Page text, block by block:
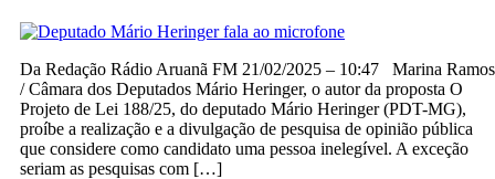
Da Redação Rádio Aruanã FM 21/02/2025 – 10:47 Marina Ramos
/ Câmara dos Deputados Mário Heringer, o autor da proposta O
Projeto de Lei 188/25, do deputado Mário Heringer (PDT-MG),
proíbe a realização e a divulgação de pesquisa de opinião pública
que considere como candidato uma pessoa inelegível. A exceção
seriam as pesquisas com […]